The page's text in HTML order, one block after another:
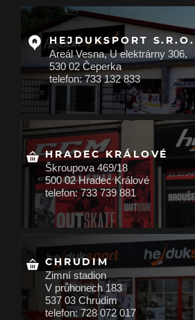
HEJDUKSPORT S.R.O.
Areál Vesna, U elektrárny 306,
530 02 Čeperka
telefon: 733 132 833
HRADEC KRÁLOVÉ
Škroupova 469/18
500 02 Hradec Králové
telefon: 733 739 881
CHRUDIM
Zimní stadion
V průhonech 183
537 03 Chrudim
telefon: 728 072 017